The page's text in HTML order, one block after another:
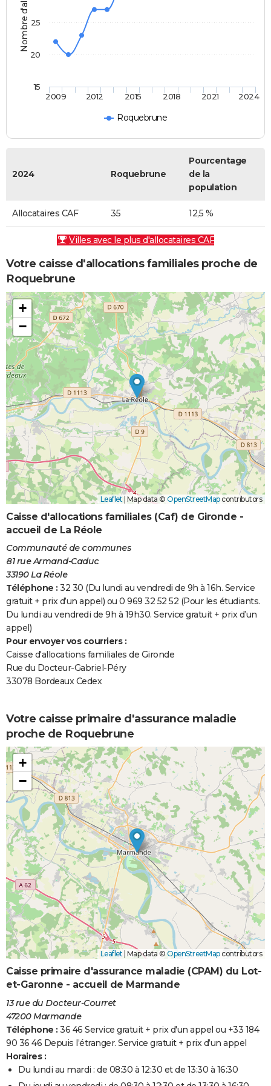
Roquebrune
2009 2012 2015 2018 2021 2024
15
20
25
2024 Roquebrune
Pourcentage
de la
population
Allocataires CAF 35 12,5 %
Villes avec le plus d'allocataires CAF
Votre caisse d'allocations familiales proche de
Roquebrune
+
−
Leaflet | Map data © OpenStreetMapcontributors
Caisse d'allocations familiales (Caf) de Gironde -
accueil de La Réole
Communauté de communes
81 rue Armand-Caduc
33190 La Réole
Téléphone : 32 30 (Du lundi au vendredi de 9h à 16h. Service
gratuit + prix d’un appel) ou 0 969 32 52 52 (Pour les étudiants.
Du lundi au vendredi de 9h à 19h30. Service gratuit + prix d’un
appel)
Pour envoyer vos courriers :
Caisse d'allocations familiales de Gironde
Rue du Docteur-Gabriel-Péry
33078 Bordeaux Cedex
Votre caisse primaire d'assurance maladie
proche de Roquebrune
+
−
Leaflet Map data © OpenStreetMapcontributors
Caisse primaire d'assurance maladie (CPAM) du Lot-
et-Garonne - accueil de Marmande
13 rue du Docteur-Courret
47200 Marmande
Téléphone : 36 46 Service gratuit + prix d'un appel ou +33 184
90 36 46 Depuis l’étranger. Service gratuit + prix d’un appel
Horaires :
Du lundi au mardi : de 08:30 à 12:30 et de 13:30 à 16:30